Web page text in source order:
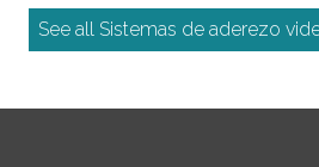
See all Sistemas de aderezo